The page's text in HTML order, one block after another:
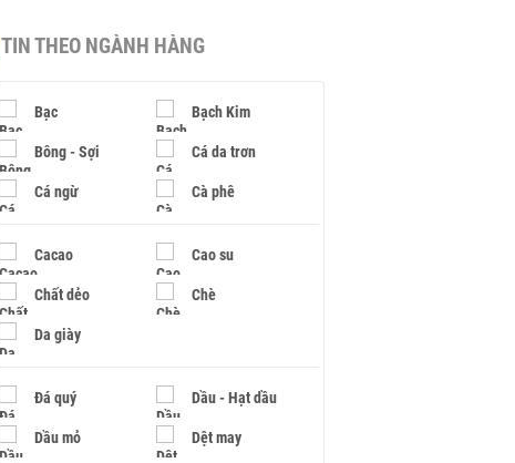
TIN THEO NGÀNH HÀNG
Bạc Bạch Kim
Bông - Sợi Cá da trơn
Cá ngừ Cà phê
Cacao Cao su
Chất dẻo Chè
Da giày
Đá quý Dầu - Hạt dầu
Dầu mỏ Dệt may